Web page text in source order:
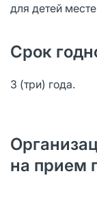
для детей
Срок
3 (три) года.
на прием